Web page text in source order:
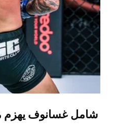
شامل غسانوف يهزم